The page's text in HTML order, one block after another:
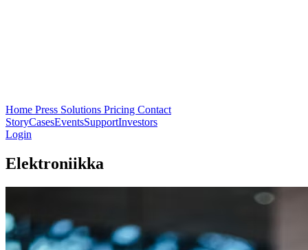
Home Press Solutions Pricing Contact
StoryCasesEventsSupportInvestors
Login
Elektroniikka